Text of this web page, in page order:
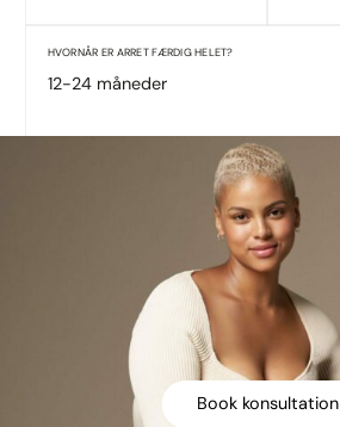
HVORNÅR ER ARRET FÆRDIG HELET?
12-24 måneder
Book konsultation